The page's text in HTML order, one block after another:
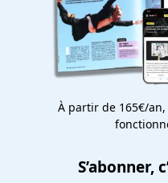
À partir de 165€/
S’abonner,